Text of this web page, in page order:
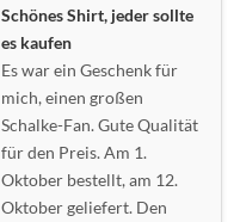
Schönes Shirt, jeder sollte
es kaufen
Es war ein Geschenk für
mich, einen großen
Schalke-Fan. Gute Qualität
für den Preis. Am 1.
Oktober bestellt, am 12.
Oktober geliefert. Den